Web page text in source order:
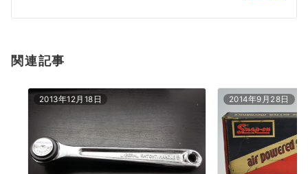
ン
関連記事
2013年12月18日 2014年9月28日